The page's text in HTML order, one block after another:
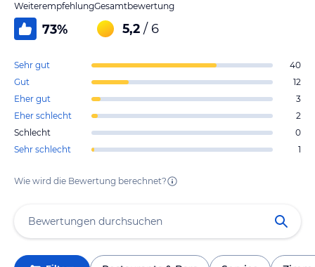
Weiterempfehlung
73%
Gesamtbewertung
5,2 / 6
Sehr gut
40
Gut
12
Eher gut
3
Eher schlecht
2
Schlecht
0
Sehr schlecht
1
Wie wird die Bewertung berechnet?